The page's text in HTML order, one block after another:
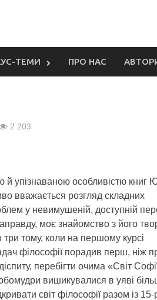
ТЕМИ ПРО НАС
2 203
й упізнаваною особливістю книг
вважається розгляд складних
у невимушеній, доступній
моє знайомство з його
три тому, коли на першому курсі
філософії порадив перш, ніж
перебігти очима «Світ
вишикувалися в уяві
світ філософії разом із